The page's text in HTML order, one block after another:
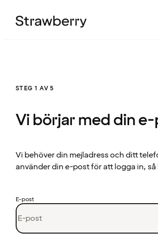
STEG 1 AV 5
Vi börjar med din
Vi behöver din mejladress och ditt
använder din e-post för att logga in,
E-post